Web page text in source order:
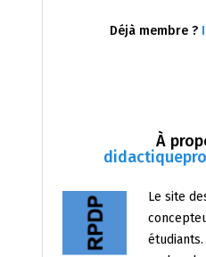
À
Le site
Déjà membre ?